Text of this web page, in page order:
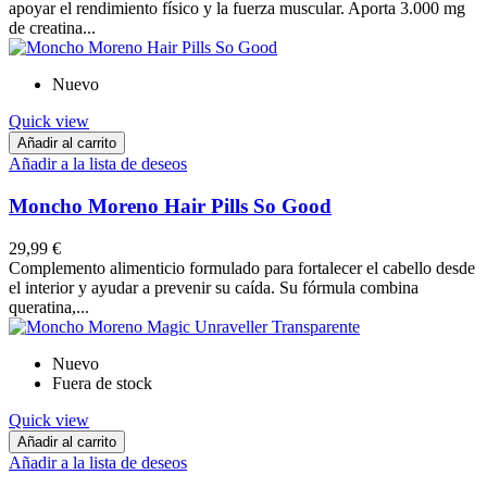
apoyar el rendimiento físico y la fuerza muscular. Aporta 3.000 mg
de creatina...
Nuevo
Quick view
Añadir al carrito
Añadir a la lista de deseos
Moncho Moreno Hair Pills So Good
29,99 €
Complemento alimenticio formulado para fortalecer el cabello desde
el interior y ayudar a prevenir su caída. Su fórmula combina
queratina,...
Nuevo
Fuera de stock
Quick view
Añadir al carrito
Añadir a la lista de deseos